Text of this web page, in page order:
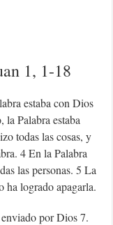
1, 1-18
estaba con Dios
Palabra estaba
todas las cosas, y
4 En la Palabra
las personas. 5 La
ha logrado apagarla.
por Dios 7.